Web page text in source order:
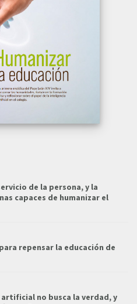
de la persona, y la
capaces de humanizar el
repensar la educación de
no busca la verdad, y